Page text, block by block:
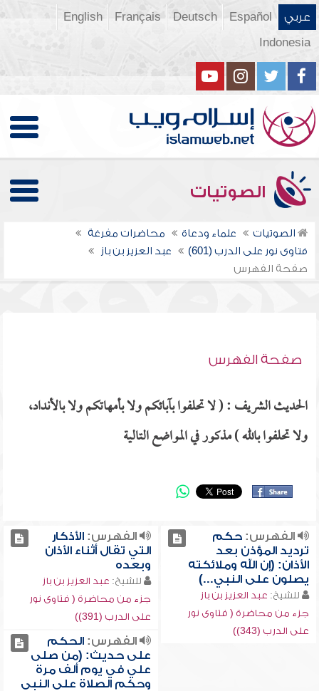
عربي Español
Deutsch
Français
English
Indonesia
الصوتيات
الصوتيات علماء ودعاة
محاضرات مفرغة
فتاوى نور على الدرب (601)
عبد العزيز بن باز
صفحة الفهرس
صفحة الفهرس
الحديث الشريف : ( لا تحلفوا بآبائكم ولا بأمهاتكم ولا بالأنداد،
ولا تحلفوا بالله ) مذكور في المواضع التالية
الفهرس:حكم
ترديد المؤذن بعد
الأذان: (إن الله وملائكته
يصلون على النبي...)
للشيخ: عبد العزيز بن باز
جزء من محاضرة ( فتاوى نور
على الدرب (343))
الفهرس:الأذكار
التي تقال أثناء الأذان
وبعده
للشيخ: عبد العزيز بن باز
جزء من محاضرة ( فتاوى نور
على الدرب (391))
الفهرس:الحكم
على حديث: (من صلى
علي في يوم ألف مرة
وحكم الصلاة على النبي